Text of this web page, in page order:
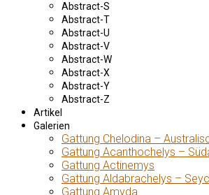
Abstract-S
Abstract-T
Abstract-U
Abstract-V
Abstract-W
Abstract-X
Abstract-Y
Abstract-Z
Artikel
Galerien
Gattung Chelodina –
Gattung Acanthochelys –
Gattung Actinemys
Gattung Aldabrachelys –
Gattung Amyda